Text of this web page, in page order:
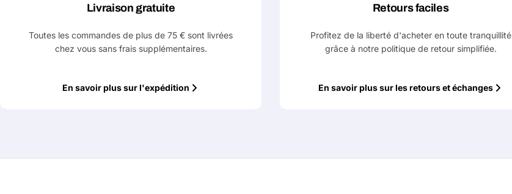
Livraison gratuite
Toutes les commandes de plus de 75 € sont livrées
chez vous sans frais supplémentaires.
En savoir plus sur l'expédition
Retours faciles
Profitez de la liberté d'acheter en toute tranquillité
grâce à notre politique de retour simplifiée.
En savoir plus sur les retours et échanges